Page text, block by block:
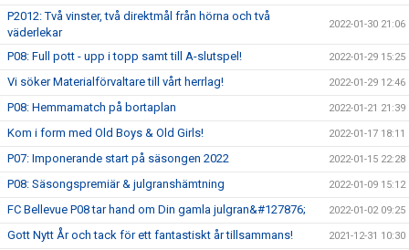
P2012: Två vinster, två direktmål från hörna och två
väderlekar
2022-01-30 21:06
P08: Full pott - upp i topp samt till A-slutspel! 2022-01-29 15:25
Vi söker Materialförvaltare till vårt herrlag! 2022-01-29 12:46
P08: Hemmamatch på bortaplan 2022-01-21 21:39
Kom i form med Old Boys & Old Girls! 2022-01-17 18:11
P07: Imponerande start på säsongen 2022 2022-01-15 22:28
P08: Säsongspremiär & julgranshämtning 2022-01-09 15:12
FC Bellevue P08 tar hand om Din gamla julgran&#127876; 2022-01-02 09:25
Gott Nytt År och tack för ett fantastiskt år tillsammans! 2021-12-31 10:30